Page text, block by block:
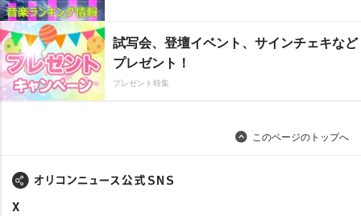
試写会、登壇イベント、サインチェキなど
プレゼント！
プレゼント特集
このページのトップへ
X